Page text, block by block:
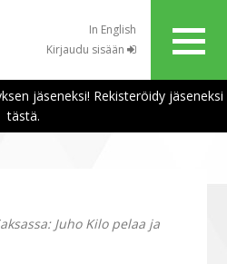
In English
Kirjaudu sisään
jäseneksi! Rekisteröidy jäseneksi
tästä.
Juho Kilo pelaa ja